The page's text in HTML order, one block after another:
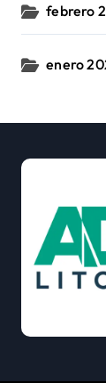
febrero
enero